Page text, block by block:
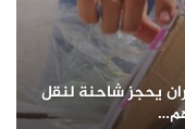
يحجز شاحنة لنقل